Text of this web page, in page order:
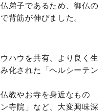
弟子であるため、御仏の
背筋が伸びました。
ハウを共有、より良く生
化された「ヘルシーテン
教やお寺を身近なもの
寺院」など、大変興味深